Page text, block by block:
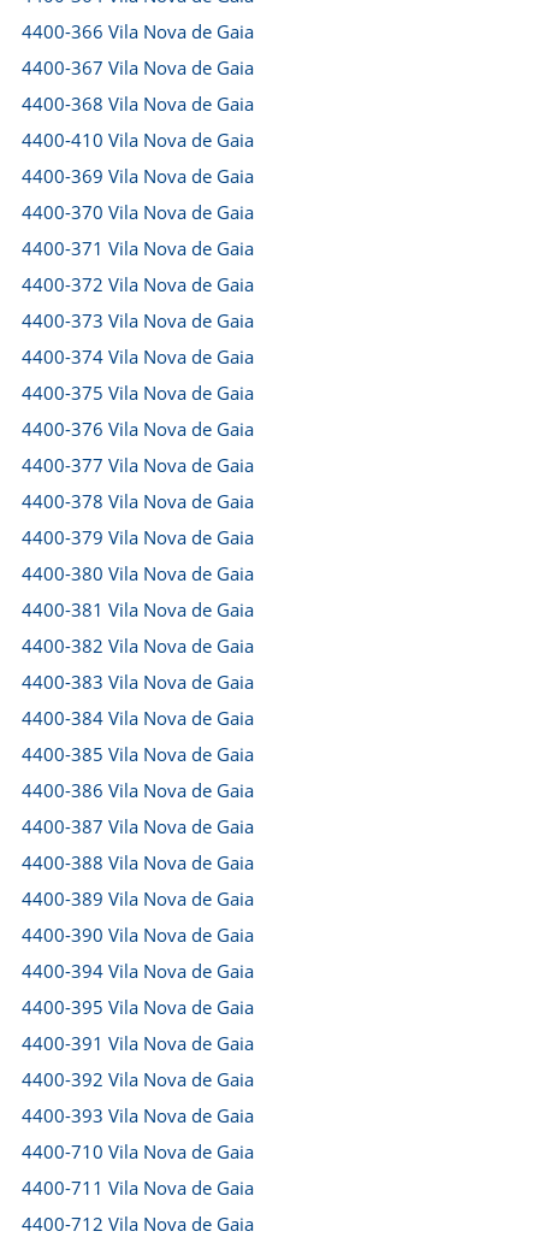
4400-366 Vila Nova de Gaia
4400-367 Vila Nova de Gaia
4400-368 Vila Nova de Gaia
4400-410 Vila Nova de Gaia
4400-369 Vila Nova de Gaia
4400-370 Vila Nova de Gaia
4400-371 Vila Nova de Gaia
4400-372 Vila Nova de Gaia
4400-373 Vila Nova de Gaia
4400-374 Vila Nova de Gaia
4400-375 Vila Nova de Gaia
4400-376 Vila Nova de Gaia
4400-377 Vila Nova de Gaia
4400-378 Vila Nova de Gaia
4400-379 Vila Nova de Gaia
4400-380 Vila Nova de Gaia
4400-381 Vila Nova de Gaia
4400-382 Vila Nova de Gaia
4400-383 Vila Nova de Gaia
4400-384 Vila Nova de Gaia
4400-385 Vila Nova de Gaia
4400-386 Vila Nova de Gaia
4400-387 Vila Nova de Gaia
4400-388 Vila Nova de Gaia
4400-389 Vila Nova de Gaia
4400-390 Vila Nova de Gaia
4400-394 Vila Nova de Gaia
4400-395 Vila Nova de Gaia
4400-391 Vila Nova de Gaia
4400-392 Vila Nova de Gaia
4400-393 Vila Nova de Gaia
4400-710 Vila Nova de Gaia
4400-711 Vila Nova de Gaia
4400-712 Vila Nova de Gaia